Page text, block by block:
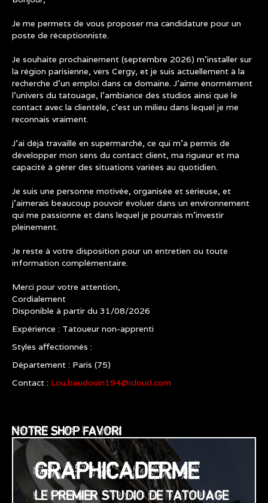
Je me permets de vous proposer ma candidature pour un
poste de réceptionniste.
Je souhaite prochainement (septembre 2026) m’installer sur
la région parisienne, vers Cergy, et je suis actuellement à la
recherche d’un emploi dans ce domaine. J’aime énormément
l’univers du tatouage, l’ambiance des studios ainsi que le
contact avec la clientèle, c’est un milieu dans lequel je me
reconnais vraiment.
J’ai déjà travaillé en supermarché, ce qui m’a permis de
développer mon sens du contact client, ma rigueur et ma
capacité à gérer des situations variées au quotidien.
Je suis une personne motivée, organisée et sérieuse, et
j’aimerais beaucoup pouvoir évoluer dans un environnement
qui me passionne et dans lequel je pourrais m’investir
pleinement.
Je reste à votre disposition pour un entretien ou toute
information complémentaire.
Merci pour votre attention,
Cordialement
Disponible à partir du 31/08/2026
Expérience : Tatoueur non-apprenti
Styles affectionnés :
Département : Paris (75)
Contact : Lou.baudouin194@icloud.com
NOTRE SHOP FAVORI
GRAPHICADERME
LE PREMIER STUDIO DE TATOUAGE